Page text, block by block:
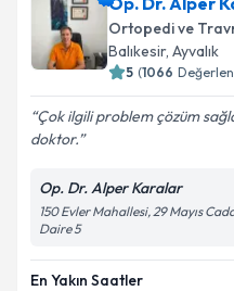
E-posta Adresiniz
kapsamda
Takvim
Ortopedi ve
Balıkesir, Ayvalık
5 (1066
Çok ilgili problem çözüm
doktor.
Op. Dr. Alper Karalar
150 Evler Mahallesi, 29 Mayıs
Daire 5
En Yakın Saatler